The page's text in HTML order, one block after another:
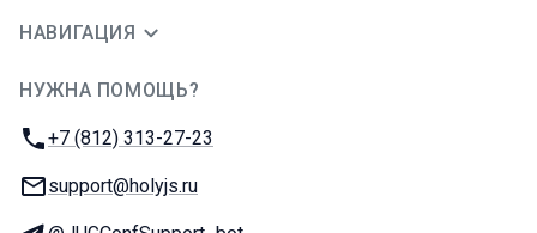
НАВИГАЦИЯ
НУЖНА ПОМОЩЬ?
Телефон:
+7 (812) 313-27-23
E-mail:
support@holyjs.ru